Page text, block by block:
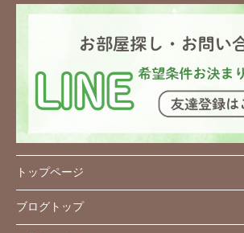
トップページ
ブログトップ